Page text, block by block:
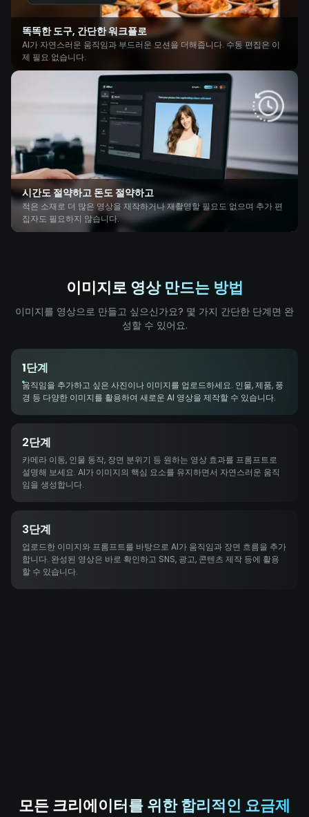
똑똑한 도구, 간단한 워크플로
AI가 자연스러운 움직임과 부드러운 모션을 더해줍니다. 수동 편집은 이
제 필요 없습니다.
시간도 절약하고 돈도 절약하고
적은 소재로 더 많은 영상을 재작하거나 재촬영할 필요도 없으며 추가 편
집자도 필요하지 않습니다.
이미지로 영상 만드는 방법
이미지를 영상으로 만들고 싶으신가요? 몇 가지 간단한 단계면 완
성할 수 있어요.
1단계
움직임을 추가하고 싶은 사진이나 이미지를 업로드하세요. 인물, 제품, 풍
경 등 다양한 이미지를 활용하여 새로운 AI 영상을 제작할 수 있습니다.
2단계
카메라 이동, 인물 동작, 장면 분위기 등 원하는 영상 효과를 프롬프트로
설명해 보세요. AI가 이미지의 핵심 요소를 유지하면서 자연스러운 움직
임을 생성합니다.
3단계
업로드한 이미지와 프롬프트를 바탕으로 AI가 움직임과 장면 흐름을 추가
합니다. 완성된 영상은 바로 확인하고 SNS, 광고, 콘텐츠 제작 등에 활용
할 수 있습니다.
모든 크리에이터를 위한 합리적인 요금제